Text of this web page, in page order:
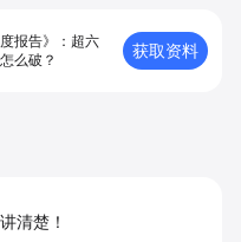
报告》：超六
么破？
获取资料
清楚！